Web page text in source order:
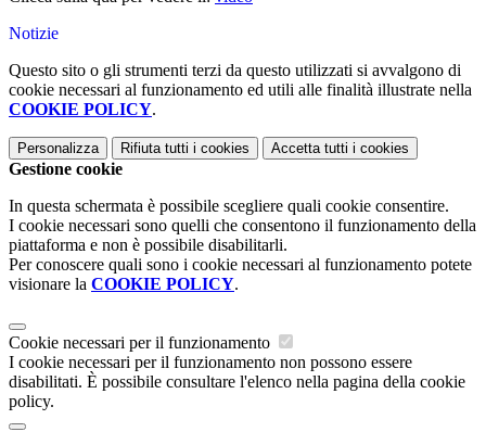
Notizie
Questo sito o gli strumenti terzi da questo utilizzati si avvalgono di
cookie necessari al funzionamento ed utili alle finalità illustrate nella
COOKIE POLICY.
Personalizza Rifiuta tutti i cookies Accetta tutti i cookies
Gestione cookie
In questa schermata è possibile scegliere quali cookie consentire.
I cookie necessari sono quelli che consentono il funzionamento della
piattaforma e non è possibile disabilitarli.
Per conoscere quali sono i cookie necessari al funzionamento potete
visionare la COOKIE POLICY.
Cookie necessari per il funzionamento
I cookie necessari per il funzionamento non possono essere
disabilitati. È possibile consultare l'elenco nella pagina della cookie
policy.